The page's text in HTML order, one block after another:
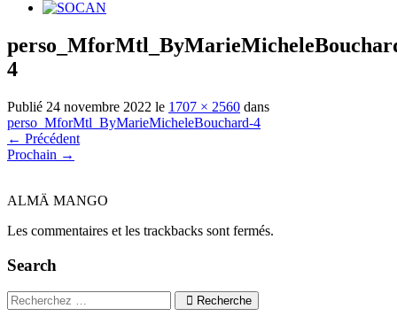
4
Publié 24 novembre 2022 le 1707 × 2560 dans
perso_MforMtl_ByMarieMicheleBouchard-4
← Précédent
Prochain →
ALMÄ MANGO
Les commentaires et les trackbacks sont fermés.
Search
Recherche